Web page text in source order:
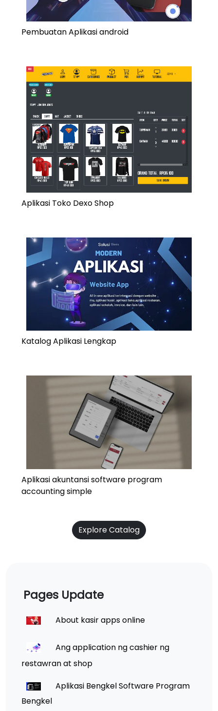
Pembuatan Aplikasi android
Aplikasi Toko Dexo Shop
Katalog Aplikasi Lengkap
Aplikasi akuntansi software program
accounting simple
Explore Catalog
Pages Update
About kasir apps online
Ang application ng cashier ng
restawran at shop
Aplikasi Bengkel Software Program
Bengkel